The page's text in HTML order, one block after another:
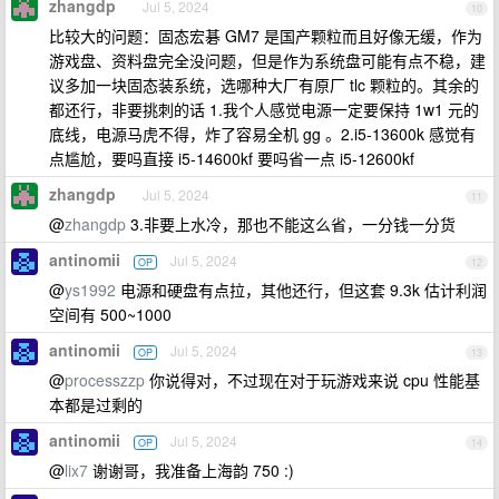
10
zhangdp Jul 5, 2024
比较大的问题：固态宏碁 GM7 是国产颗粒而且好像无缓，作为
游戏盘、资料盘完全没问题，但是作为系统盘可能有点不稳，建
议多加一块固态装系统，选哪种大厂有原厂 tlc 颗粒的。其余的
都还行，非要挑刺的话 1.我个人感觉电源一定要保持 1w1 元的
底线，电源马虎不得，炸了容易全机 gg 。2.i5-13600k 感觉有
点尴尬，要吗直接 i5-14600kf 要吗省一点 i5-12600kf
11
zhangdp Jul 5, 2024
@zhangdp 3.非要上水冷，那也不能这么省，一分钱一分货
12
antinomii OP Jul 5, 2024
@ys1992 电源和硬盘有点拉，其他还行，但这套 9.3k 估计利润
空间有 500~1000
13
antinomii OP Jul 5, 2024
@processzzp 你说得对，不过现在对于玩游戏来说 cpu 性能基
本都是过剩的
14
antinomii OP Jul 5, 2024
@lix7 谢谢哥，我准备上海韵 750 :)